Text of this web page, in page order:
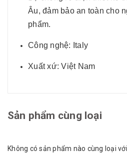
Âu, đảm bảo an toàn cho
phẩm.
Công nghệ: Italy
Xuất xứ: Việt Nam
Sản phẩm cùng loại
Không có sản phẩm nào cùng loại